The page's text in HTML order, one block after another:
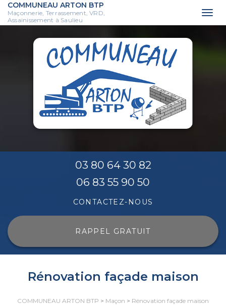
COMMUNEAU ARTON BTP
Maçonnerie, Terrassement, VRD,
Assainissement à Saulieu
03 80 64 30 82
06 83 55 90 50
CONTACTEZ- NOUS
RAPPEL GRATUIT
Rénovation façade maison
COMMUNEAU ARTON BTP > Maçon > Rénovation façade maison